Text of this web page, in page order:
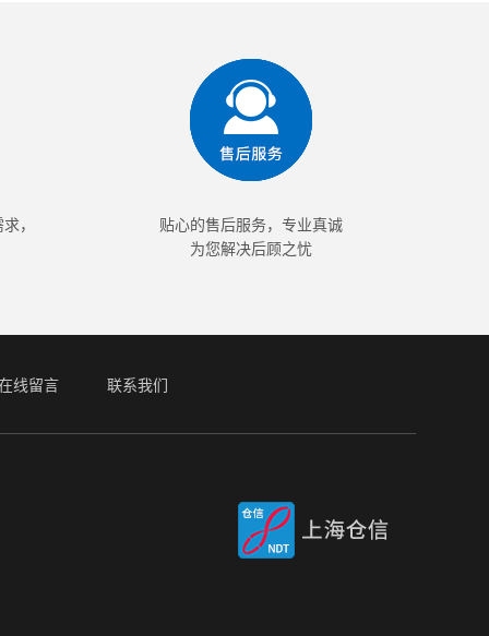
，
贴心的售后服务，专业真诚
为您解决后顾之忧
线留言 联系我们